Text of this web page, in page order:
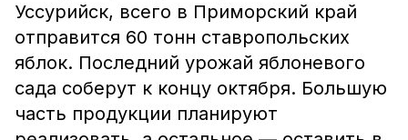
Уссурийск, всего в Приморский край
отправится 60 тонн ставропольских
яблок. Последний урожай яблоневого
сада соберут к концу октября. Большую
часть продукции планируют